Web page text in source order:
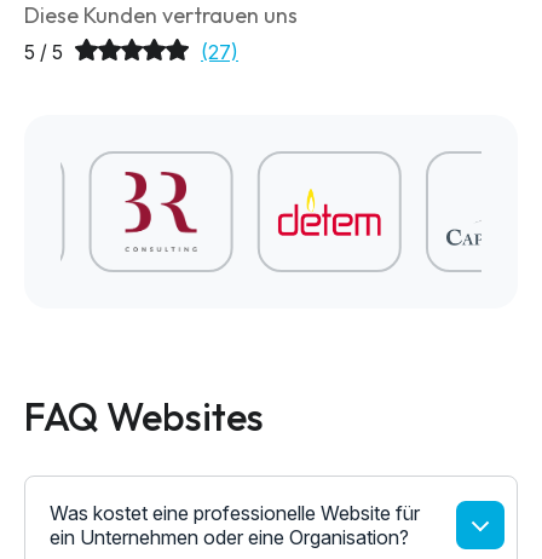
Diese Kunden vertrauen uns
5 / 5 (27)
FAQ Websites
Was kostet eine professionelle Website für
ein Unternehmen oder eine Organisation?